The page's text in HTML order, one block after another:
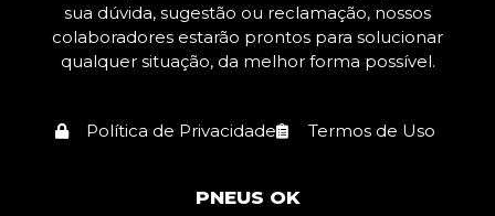
sua dúvida, sugestão ou reclamação, nossos
colaboradores estarão prontos para solucionar
qualquer situação, da melhor forma possível.
Política de Privacidade Termos de Uso
PNEUS OK